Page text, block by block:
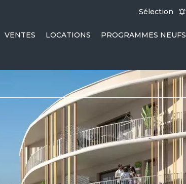
Sélection
VENTES LOCATIONS PROGRAMMES NEUFS